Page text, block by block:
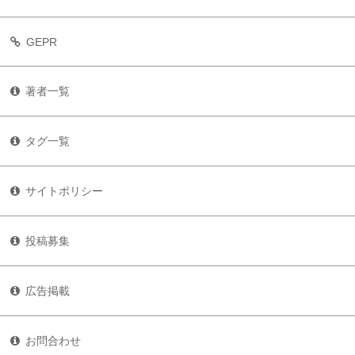
GEPR
著者一覧
タグ一覧
サイトポリシー
投稿募集
広告掲載
お問合わせ